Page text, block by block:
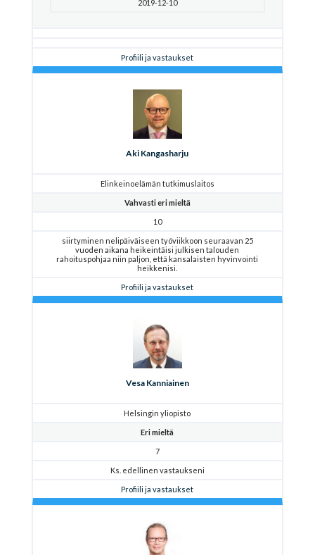
2019-12-10
Profiili ja vastaukset
Aki Kangasharju
Elinkeinoelämän tutkimuslaitos
Vahvasti eri mieltä
10
siirtyminen nelipäiväiseen työviikkoon seuraavan 25
vuoden aikana heikeintäisi julkisen talouden
rahoituspohjaa niin paljon, että kansalaisten hyvinvointi
heikkenisi.
Profiili ja vastaukset
Vesa Kanniainen
Helsingin yliopisto
Eri mieltä
7
Ks. edellinen vastaukseni
Profiili ja vastaukset